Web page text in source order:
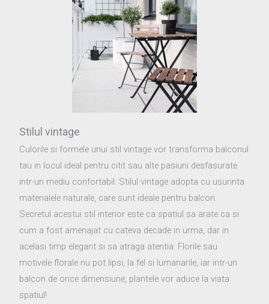
Stilul vintage
Culorile si formele unui stil vintage vor transforma balconul
tau in locul ideal pentru citit sau alte pasiuni desfasurate
intr-un mediu confortabil. Stilul vintage adopta cu usurinta
materialele naturale, care sunt ideale pentru balcon.
Secretul acestui stil interior este ca spatiul sa arate ca si
cum a fost amenajat cu cateva decade in urma, dar in
acelasi timp elegant si sa atraga atentia. Florile sau
motivele florale nu pot lipsi, la fel si lumanarile, iar intr-un
balcon de orice dimensiune, plantele vor aduce la viata
spatiul!